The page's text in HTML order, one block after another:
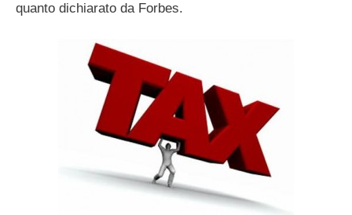
quanto dichiarato da Forbes.